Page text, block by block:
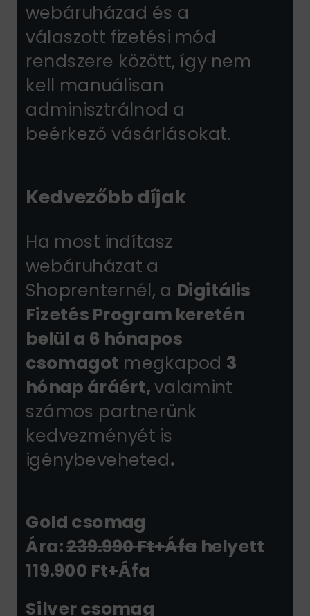
webáruházad és a
válaszott fizetési mód
rendszere között, így nem
kell manuálisan
adminisztrálnod a
beérkező vásárlásokat.
Kedvezőbb díjak
Ha most indítasz
webáruházat a
Shoprenternél, a Digitális
Fizetés Program keretén
belül a 6 hónapos
csomagot megkapod 3
hónap áráért,valamint
számos partnerünk
kedvezményét is
igénybeveheted.
Gold csomag
Ára:239.990 Ft+Áfahelyett
119.900 Ft+Áfa
Silver csomag